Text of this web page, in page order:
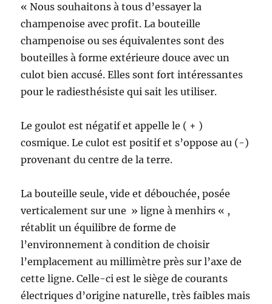
« Nous souhaitons à tous d’essayer la
champenoise avec profit. La bouteille
champenoise ou ses équivalentes sont des
bouteilles à forme extérieure douce avec un
culot bien accusé. Elles sont fort intéressantes
pour le radiesthésiste qui sait les utiliser.
Le goulot est négatif et appelle le ( + )
cosmique. Le culot est positif et s’oppose au (-)
provenant du centre de la terre.
La bouteille seule, vide et débouchée, posée
verticalement sur une » ligne à menhirs « ,
rétablit un équilibre de forme de
l’environnement à condition de choisir
l’emplacement au millimètre près sur l’axe de
cette ligne. Celle-ci est le siège de courants
électriques d’origine naturelle, très faibles mais